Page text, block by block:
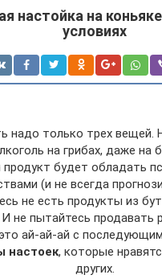
настойка на
условиях
надо только трех вещей.
на грибах, даже на
продукт будет обладать
(и не всегда
не есть продукты из
не пытайтесь продавать
ай-ай-ай с
настоек, которые
других.